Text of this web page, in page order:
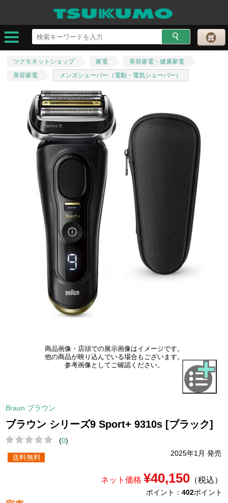
ツクモネットショップ 家電
美容家電・健康家電
美容家電
メンズシェーバー（電動・電気シェーバー）
商品画像・店頭での展示画像はイメージです。
他の商品が映り込んでいる場合もございます。
参考画像としてご確認ください。
Braun ブラウン
ブラウン シリーズ9 Sport+ 9310s [ブラック]
(0)
2025年1月 発売
送料無料
ネット価格 ¥40,150（税込）
ポイント： 402ポイント